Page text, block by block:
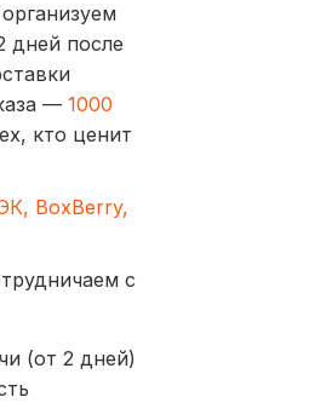
дней после
— 1000
кто ценит
BoxBerry,
с
(от 2 дней)